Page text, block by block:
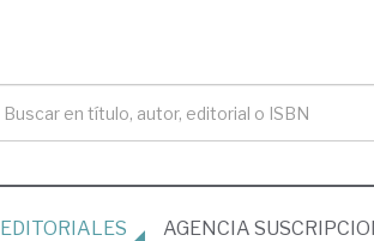
EDITORIALES AGENCIA